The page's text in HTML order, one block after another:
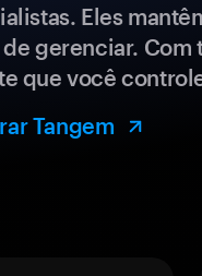
Eles
gerenciar. Com
que você
Tangem